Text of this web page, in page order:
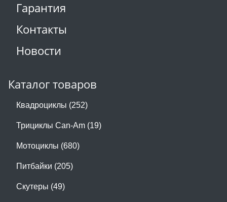
Гарантия
Контакты
Новости
Каталог товаров
Квадроциклы (252)
Трициклы Can-Am (19)
Мотоциклы (680)
Питбайки (205)
Скутеры (49)